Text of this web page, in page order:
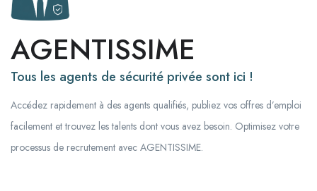
AGENTISSIME
Tous les agents de sécurité privée sont ici !
Accédez rapidement à des agents qualifiés, publiez vos offres d’emploi
facilement et trouvez les talents dont vous avez besoin. Optimisez votre
processus de recrutement avec AGENTISSIME.